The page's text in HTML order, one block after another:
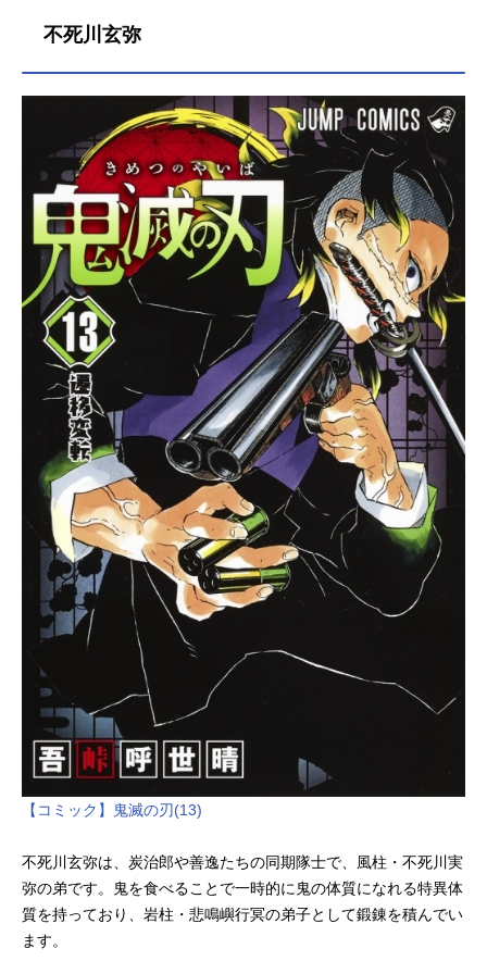
不死川玄弥
【コミック】鬼滅の刃(13)
不死川玄弥は、炭治郎や善逸たちの同期隊士で、風柱・不死川実
弥の弟です。鬼を食べることで一時的に鬼の体質になれる特異体
質を持っており、岩柱・悲鳴嶼行冥の弟子として鍛錬を積んでい
ます。